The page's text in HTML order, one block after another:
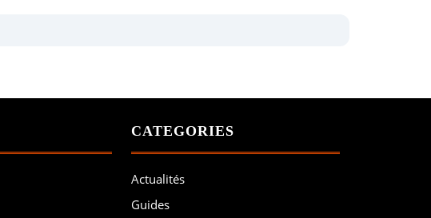
CATEGORIES
Actualités
Guides